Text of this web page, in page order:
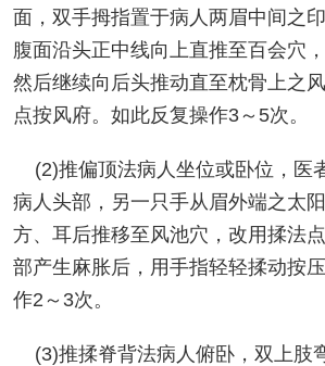
面，双手拇指置于病人两眉中间之
腹面沿头正中线向上直推至百会穴
然后继续向后头推动直至枕骨上之
点按风府。如此反复操作3～5次。
(2)推偏顶法病人坐位或卧位，医
病人头部，另一只手从眉外端之太
方、耳后推移至风池穴，改用揉法
部产生麻胀后，用手指轻轻揉动按
作2～3次。
(3)推揉脊背法病人俯卧，双上肢